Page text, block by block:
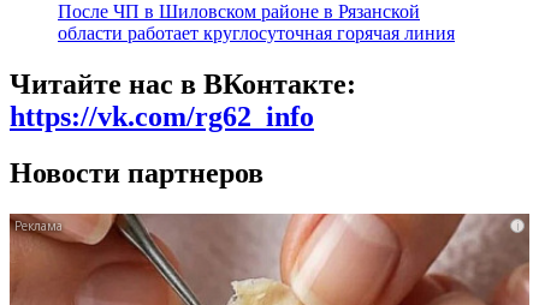
После ЧП в Шиловском районе в Рязанской
области работает круглосуточная горячая линия
Читайте нас в ВКонтакте:
https://vk.com/rg62_info
Новости партнеров
i